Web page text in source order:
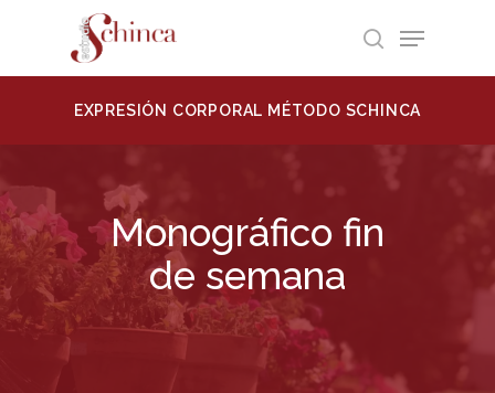
search
Menu
EXPRESIÓN CORPORAL MÉTODO SCHINCA
Monográfico fin
de semana